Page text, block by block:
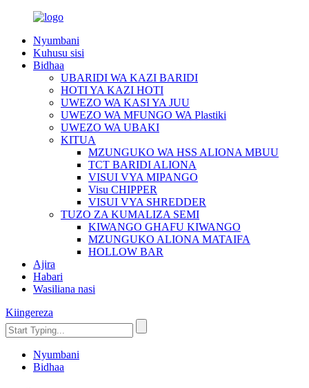
Nyumbani
Kuhusu sisi
Bidhaa
UBARIDI WA KAZI BARIDI
HOTI YA KAZI HOTI
UWEZO WA KASI YA JUU
UWEZO WA MFUNGO WA Plastiki
UWEZO WA UBAKI
KITUA
MZUNGUKO WA HSS ALIONA MBUU
TCT BARIDI ALIONA
VISUI VYA MIPANGO
Visu CHIPPER
VISUI VYA SHREDDER
TUZO ZA KUMALIZA SEMI
KIWANGO GHAFU KIWANGO
MZUNGUKO ALIONA MATAIFA
HOLLOW BAR
Ajira
Habari
Wasiliana nasi
Kiingereza
Nyumbani
Bidhaa